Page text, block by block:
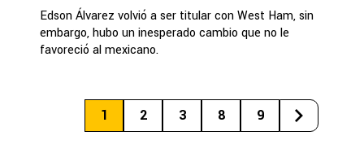
Edson Álvarez volvió a ser titular con West Ham, sin
embargo, hubo un inesperado cambio que no le
favoreció al mexicano.
1 2 3 8 9